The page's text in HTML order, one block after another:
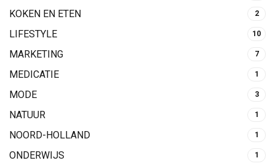
KOKEN EN ETEN 2
LIFESTYLE 10
MARKETING 7
MEDICATIE 1
MODE 3
NATUUR 1
NOORD-HOLLAND 1
ONDERWIJS 1